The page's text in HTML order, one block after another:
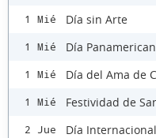
1 Mié Día sin Arte
1 Mié Día
1 Mié Día del Ama de
1 Mié Festividad de
2 Jue Día